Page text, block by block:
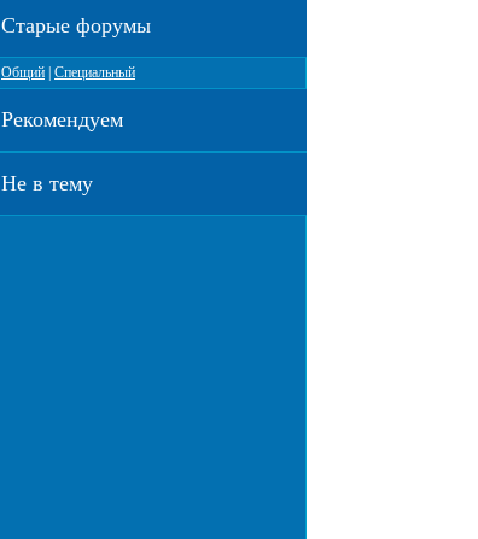
Старые форумы
Общий Специальный
Рекомендуем
Не в тему